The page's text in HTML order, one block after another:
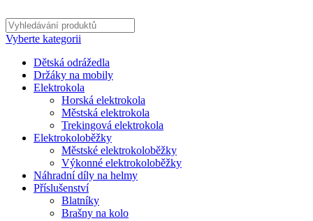
Vyberte kategorii
Dětská odrážedla
Držáky na mobily
Elektrokola
Horská elektrokola
Městská elektrokola
Trekingová elektrokola
Elektrokoloběžky
Městské elektrokoloběžky
Výkonné elektrokoloběžky
Náhradní díly na helmy
Příslušenství
Blatníky
Brašny na kolo